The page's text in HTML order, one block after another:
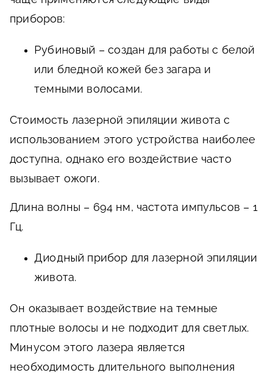
приборов:
Рубиновый – создан для работы с белой
или бледной кожей без загара и
темными волосами.
Стоимость лазерной эпиляции живота с
использованием этого устройства наиболее
доступна, однако его воздействие часто
вызывает ожоги.
Длина волны – 694 нм, частота импульсов – 1
Гц.
Диодный прибор для лазерной эпиляции
живота.
Он оказывает воздействие на темные
плотные волосы и не подходит для светлых.
Минусом этого лазера является
необходимость длительного выполнения